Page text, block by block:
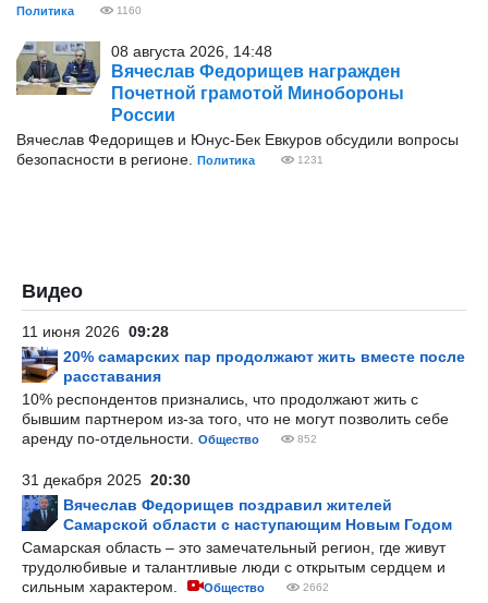
Политика 1160
08 августа 2026, 14:48
Вячеслав Федорищев награжден
Почетной грамотой Минобороны
России
Вячеслав Федорищев и Юнус-Бек Евкуров обсудили вопросы
безопасности в регионе.
Политика 1231
Видео
11 июня 2026 09:28
20% самарских пар продолжают жить вместе после
расставания
10% респондентов признались, что продолжают жить с
бывшим партнером из-за того, что не могут позволить себе
аренду по-отдельности.
Общество 852
31 декабря 2025 20:30
Вячеслав Федорищев поздравил жителей
Самарской области с наступающим Новым Годом
Самарская область – это замечательный регион, где живут
трудолюбивые и талантливые люди с открытым сердцем и
сильным характером.
Общество 2662